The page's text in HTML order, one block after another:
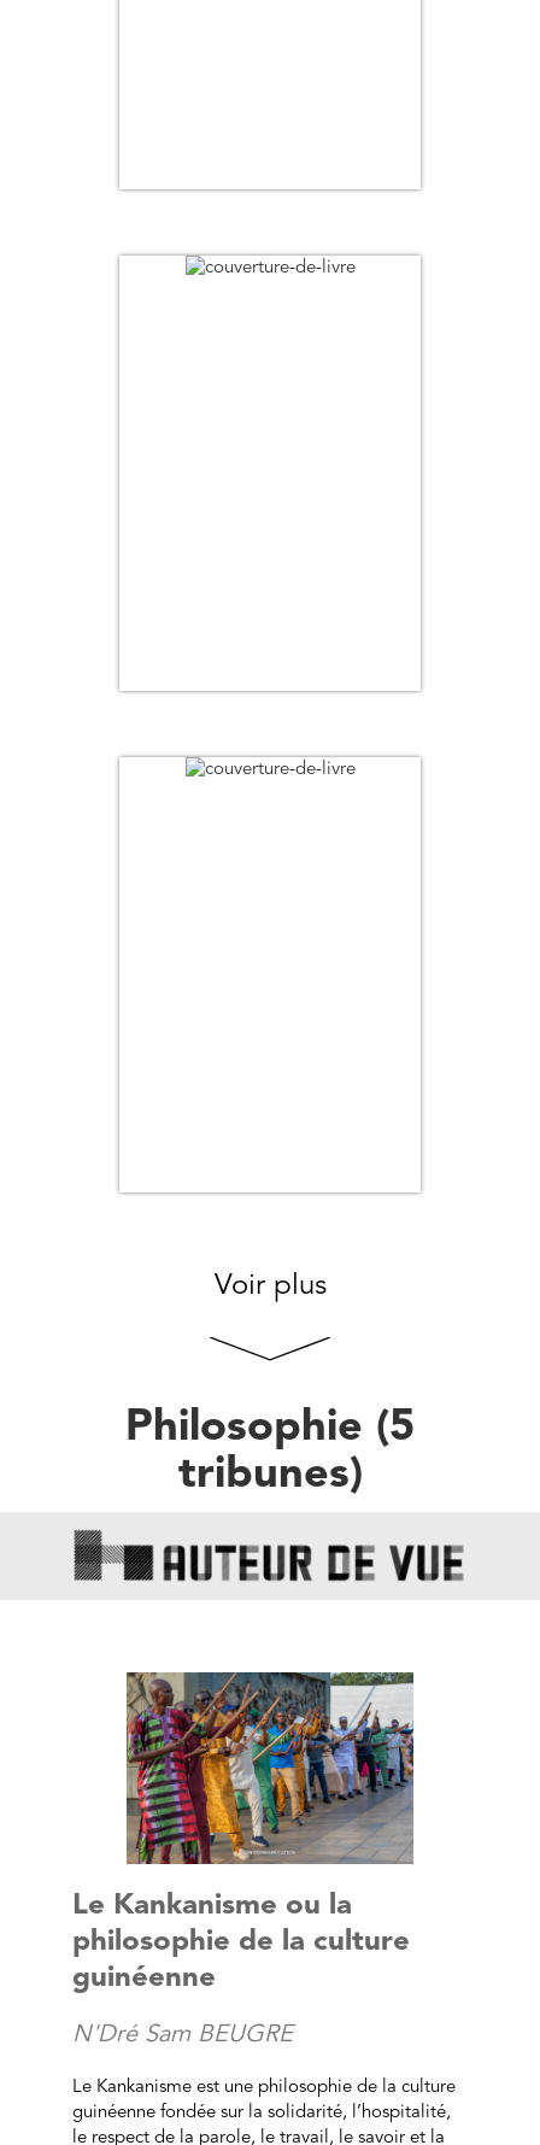
Voir plus
Philosophie (5
tribunes)
Le Kankanisme ou la
philosophie de la culture
guinéenne
N'Dré Sam BEUGRE
Le Kankanisme est une philosophie de la culture
guinéenne fondée sur la solidarité, l’hospitalité,
le respect de la parole, le travail, le savoir et la